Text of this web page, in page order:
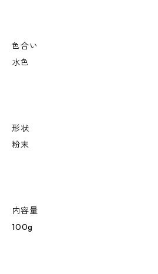
色合い
水色
形状
粉末
内容量
100g